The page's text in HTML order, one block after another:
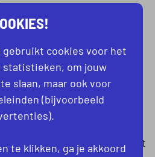
zie je het vaak
De letter staat voor het
operator. Welk niveau je
die je hebt gedaan en
de opleiding tot
operator. Dit niveau staat
cookies voor het
statistieken, om jouw
slaan, maar ook voor
(bijvoorbeeld
te klikken, ga je akkoord